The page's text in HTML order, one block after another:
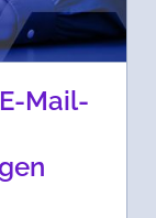
Mail-